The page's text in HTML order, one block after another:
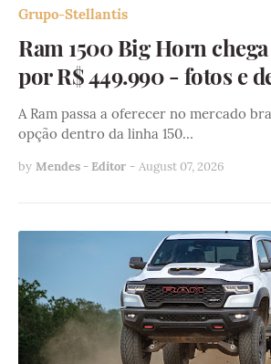
Grupo-Stellantis
Ram 1500 Big Horn
por R$ 449.990 - fotos e
A Ram passa a oferecer no mercado
opção dentro da linha 150…
by Mendes - Editor - August 07, 2026